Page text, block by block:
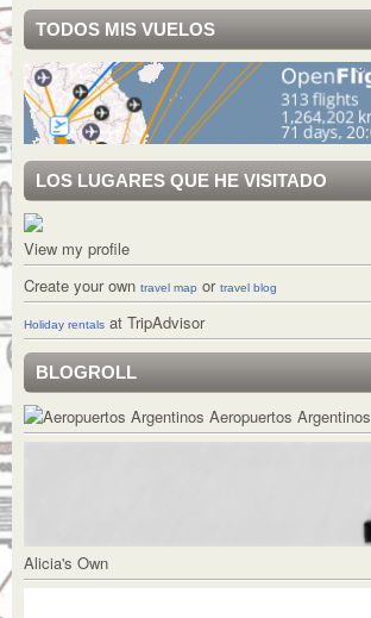
TODOS MIS VUELOS
LOS LUGARES QUE HE VISITADO
View my profile
Create your own travel map or travel blog
Holiday rentals at TripAdvisor
BLOGROLL
Aeropuertos Argentinos
Alicia's Own